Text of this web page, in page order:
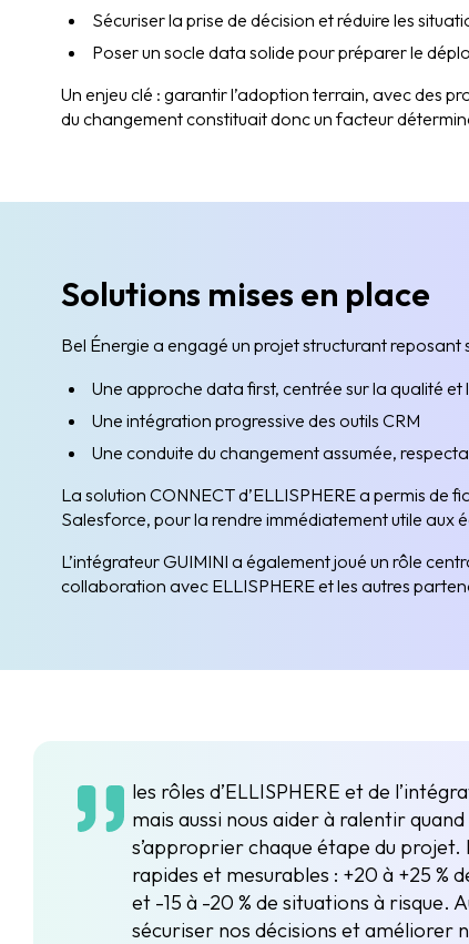
Sécuriser la prise de décision et réduire les
Poser un socle data solide pour préparer le
Un enjeu clé : garantir l’adoption terrain, avec des
du changement constituait donc un facteur
Solutions mises en place
Bel Énergie a engagé un projet structurant reposant
Une approche data first, centrée sur la qualité et
Une intégration progressive des outils CRM
Une conduite du changement assumée,
La solution CONNECT d’ELLISPHERE a permis de
Salesforce, pour la rendre immédiatement utile aux
L’intégrateur GUIMINI a également joué un rôle
collaboration avec ELLISPHERE et les autres
les rôles d’ELLISPHERE et de
mais aussi nous aider à ralentir
s’approprier chaque étape du projet.
rapides et mesurables : +20 à +25 %
et -15 à -20 % de situations à risque.
sécuriser nos décisions et améliorer